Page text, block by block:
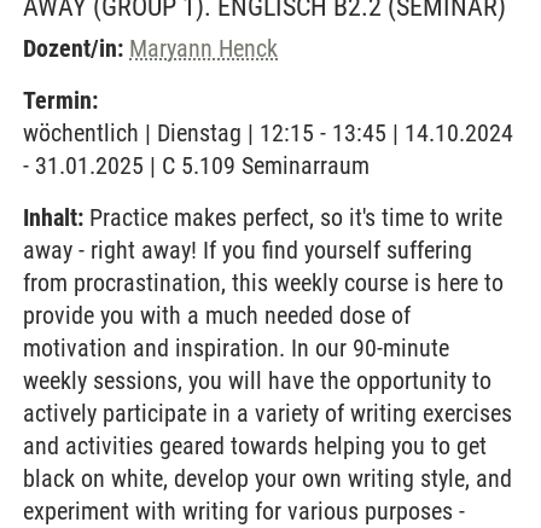
AWAY (GROUP 1). ENGLISCH B2.2 (SEMINAR)
Dozent/in: Maryann Henck
Termin:
wöchentlich | Dienstag | 12:15 - 13:45 | 14.10.2024
- 31.01.2025 | C 5.109 Seminarraum
Inhalt: Practice makes perfect, so it's time to write
away - right away! If you find yourself suffering
from procrastination, this weekly course is here to
provide you with a much needed dose of
motivation and inspiration. In our 90-minute
weekly sessions, you will have the opportunity to
actively participate in a variety of writing exercises
and activities geared towards helping you to get
black on white, develop your own writing style, and
experiment with writing for various purposes -